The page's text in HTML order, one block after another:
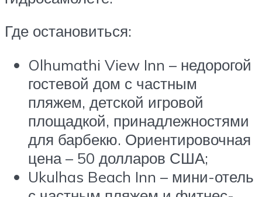
Где остановиться:
Olhumathi View Inn – недорогой
гостевой дом с частным
пляжем, детской игровой
площадкой, принадлежностями
для барбекю. Ориентировочная
цена – 50 долларов США;
Ukulhas Beach Inn – мини-отель